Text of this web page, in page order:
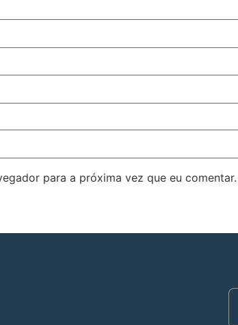
para a próxima vez que eu comentar.